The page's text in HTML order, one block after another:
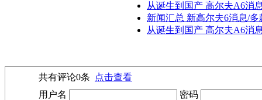
从诞生到国产 高尔夫A6消
新闻汇总 新高尔夫6消息/多
从诞生到国产 高尔夫A6消
共有评论0条
点击查看
用户名
密码